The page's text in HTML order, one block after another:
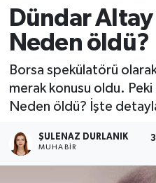
Dündar
Neden öldü?
Borsa spekülatörü
merak konusu oldu.
Neden öldü? İşte
ŞULENAZ DURLANIK
MUHABIR